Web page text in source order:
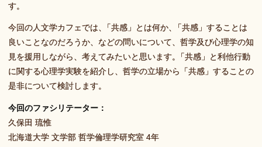
す。
今回の人文学カフェでは、 「共感」とは何か、
「共感」することは
良いことなのだろうか、などの問いについて、哲学及び心理学の知
見を援用しながら、考えてみたいと思います。
「共感」と利他行動
に関する心理学実験を紹介し、哲学の立場から「共感」することの
是非について検討します。
今回のファシリテーター：
久保田 琉惟
北海道大学 文学部 哲学倫理学研究室 4年